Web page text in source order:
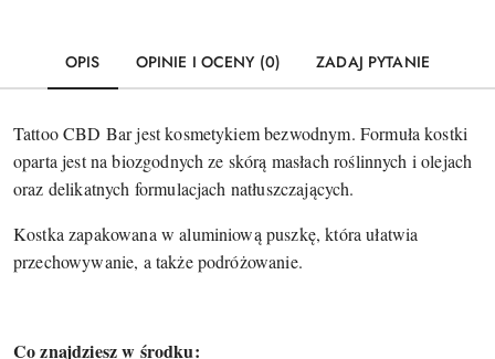
OPIS OPINIE I OCENY (0) ZADAJ PYTANIE
Tattoo CBD Bar jest kosmetykiem bezwodnym. Formuła kostki
oparta jest na biozgodnych ze skórą masłach roślinnych i olejach
oraz delikatnych formulacjach natłuszczających.
Kostka zapakowana w aluminiową puszkę, która ułatwia
przechowywanie, a także podróżowanie.
Co znajdziesz w środku: